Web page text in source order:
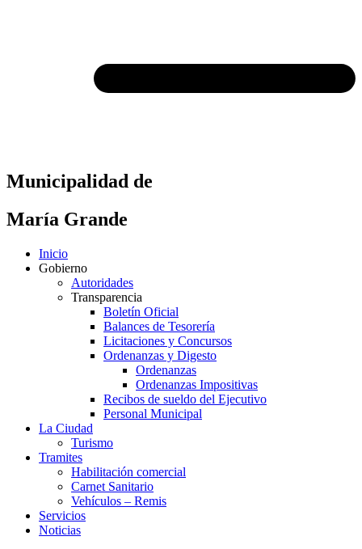
Municipalidad de
María Grande
Inicio
Gobierno
Autoridades
Transparencia
Boletín Oficial
Balances de Tesorería
Licitaciones y Concursos
Ordenanzas y Digesto
Ordenanzas
Ordenanzas Impositivas
Recibos de sueldo del Ejecutivo
Personal Municipal
La Ciudad
Turismo
Tramites
Habilitación comercial
Carnet Sanitario
Vehículos – Remis
Servicios
Noticias